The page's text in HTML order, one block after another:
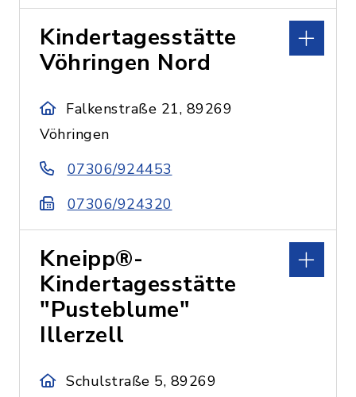
Kindertagesstätte
Vöhringen Nord
Falkenstraße 21, 89269
Vöhringen
07306/924453
07306/924320
Kneipp®-
Kindertagesstätte
"Pusteblume"
Illerzell
Schulstraße 5, 89269